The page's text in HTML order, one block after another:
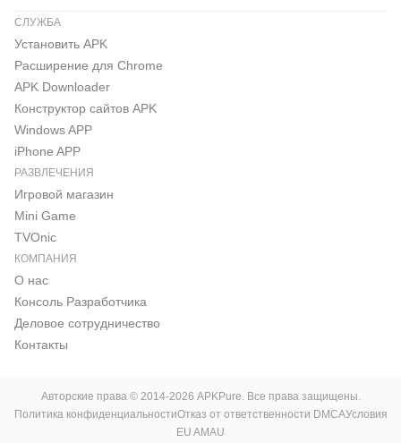
СЛУЖБА
Установить APK
Расширение для Chrome
APK Downloader
Конструктор сайтов APK
Windows APP
iPhone APP
РАЗВЛЕЧЕНИЯ
Игровой магазин
Mini Game
TVOnic
КОМПАНИЯ
О нас
Консоль Pазработчика
Деловое сотрудничество
Контакты
Авторские права © 2014-2026 APKPure. Все права защищены.
Политика конфиденциальностиОтказ от ответственности DMCAУсловия
EU AMAU